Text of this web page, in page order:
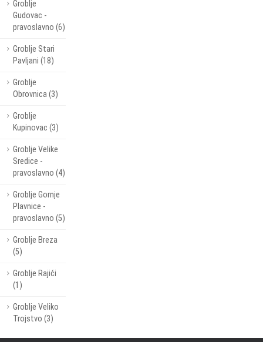
Groblje
Gudovac -
pravoslavno (6)
Groblje Stari
Pavljani (18)
Groblje
Obrovnica (3)
Groblje
Kupinovac (3)
Groblje Velike
Sredice -
pravoslavno (4)
Groblje Gornje
Plavnice -
pravoslavno (5)
Groblje Breza
(5)
Groblje Rajići
(1)
Groblje Veliko
Trojstvo (3)